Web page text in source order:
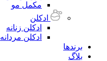
مکمل مو
ادکلن
ادکلن زنانه
ادکلن مردانه
برندها
بلاگ